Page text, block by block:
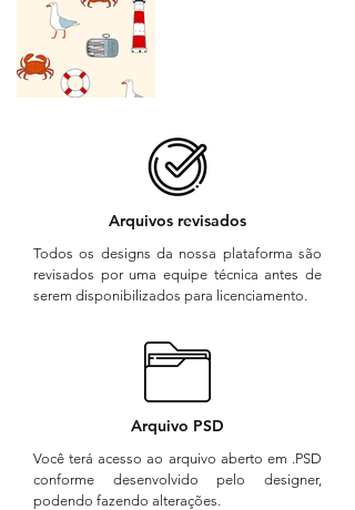
Arquivos revisados
Todos os designs da nossa plataforma são
revisados por uma equipe técnica antes de
serem disponibilizados para licenciamento.
Arquivo PSD
Você terá acesso ao arquivo aberto em .PSD
conforme desenvolvido pelo designer,
podendo fazendo alterações.